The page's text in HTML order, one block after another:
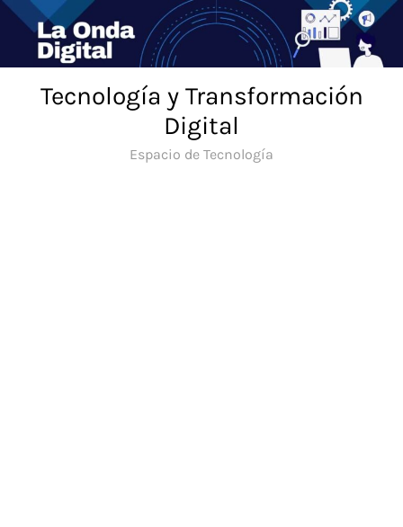
Saltar
contenido
Tecnología y Transformación
Digital
Espacio de Tecnología